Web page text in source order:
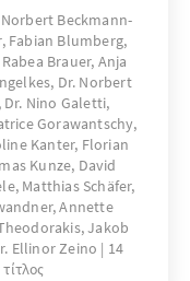
Die
ausgewählten
Afrika,
Osten die
Beckmann-
Fabian Blumberg,
Brauer, Anja
Dr. Norbert
Dr. Nino Galetti,
Gorawantschy,
Kanter, Florian
Kunze, David
Matthias Schäfer,
Annette
Jakob
Ellinor Zeino
14